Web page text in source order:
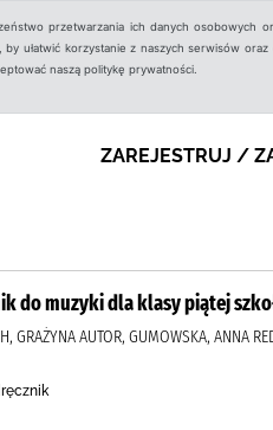
przetwarzania ich danych osobowych
ułatwić korzystanie z naszych serwisów
naszą politykę prywatności.
ZAREJESTRUJ /
do muzyki dla klasy piątej
GRAŻYNA AUTOR, GUMOWSKA, ANNA